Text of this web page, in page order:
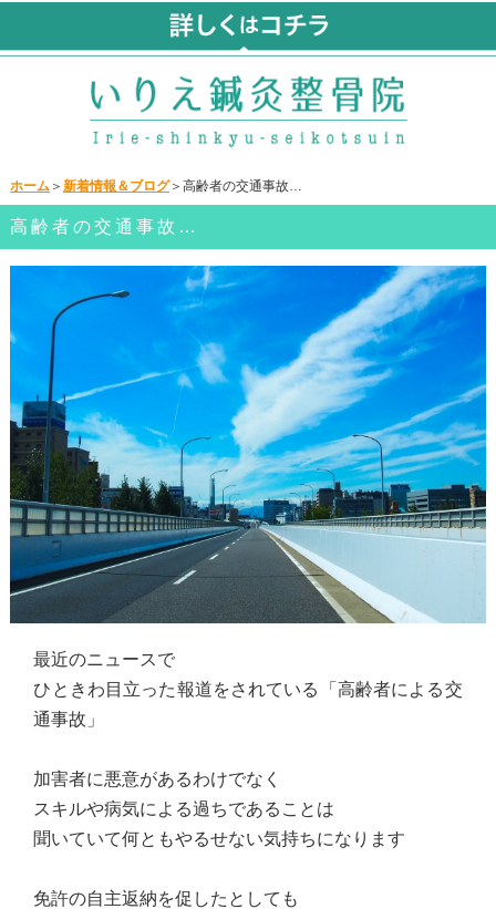
ホーム＞ 新着情報＆ブログ＞高齢者の交通事故…
高齢者の交通事故…
最近のニュースで
ひときわ目立った報道をされている「高齢者による交
通事故」
加害者に悪意があるわけでなく
スキルや病気による過ちであることは
聞いていて何ともやるせない気持ちになります
免許の自主返納を促したとしても